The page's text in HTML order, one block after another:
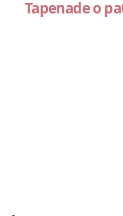
Tapenade o